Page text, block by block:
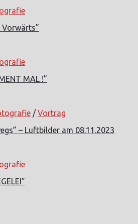
Vorwärts”
MAL !”
/Vortrag
– Luftbilder am 08.11.2023